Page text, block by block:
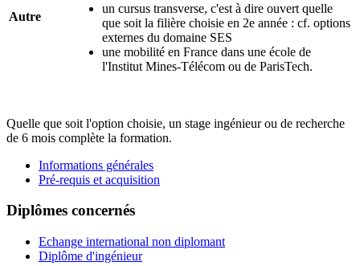
Autre
un cursus transverse, c'est à dire ouvert quelle
que soit la filière choisie en 2e année : cf. options
externes du domaine SES
une mobilité en France dans une école de
l'Institut Mines-Télécom ou de ParisTech.
Quelle que soit l'option choisie, un stage ingénieur ou de recherche
de 6 mois complète la formation.
Informations générales
Pré-requis et acquisition
Diplômes concernés
Echange international non diplomant
Diplôme d'ingénieur